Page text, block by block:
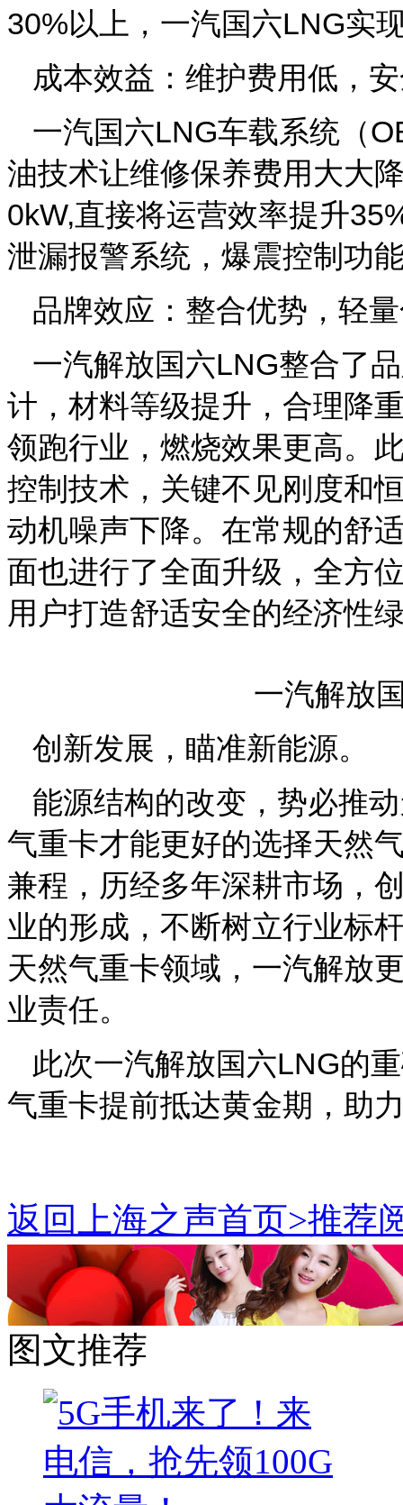
30%以上，一汽国六LNG实
成本效益：维护费用低，
一汽国六LNG车载系统（
油技术让维修保养费用大大
0kW,直接将运营效率提升
泄漏报警系统，爆震控制功
品牌效应：整合优势，轻
一汽解放国六LNG整合了
计，材料等级提升，合理降
领跑行业，燃烧效果更高。
控制技术，关键不见刚度和
动机噪声下降。在常规的舒
面也进行了全面升级，全方
用户打造舒适安全的经济性
一汽解放
创新发展，瞄准新能源。
能源结构的改变，势必推
气重卡才能更好的选择天然
兼程，历经多年深耕市场，
业的形成，不断树立行业标
天然气重卡领域，一汽解放
业责任。
此次一汽解放国六LNG的
气重卡提前抵达黄金期，助
返回上海之声首页>推荐
图文推荐